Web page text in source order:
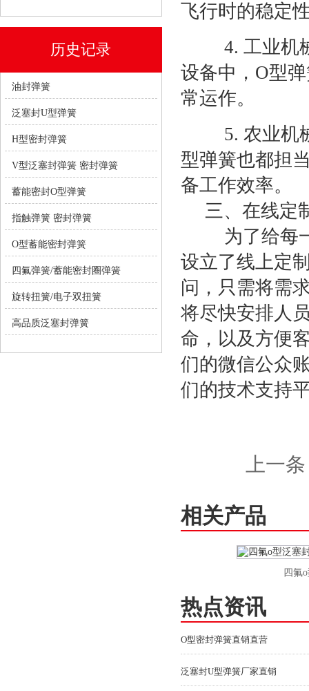
历史记录
油封弹簧
泛塞封U型弹簧
H型密封弹簧
V型泛塞封弹簧 密封弹簧
蓄能密封O型弹簧
指触弹簧 密封弹簧
O型蓄能密封弹簧
四氟弹簧/蓄能密封圈弹簧
旋转扭簧/电子双扭簧
高品质泛塞封弹簧
飞行时的稳定
4. 工业机械
设备中，O型
常运作。
5. 农业机械
型弹簧也都担
备工作效率。
三、在线定
为了给每一
设立了线上定
问，只需将需
将尽快安排人
命，以及方便
们的微信公众
们的技术支持
上一
相关产品
四氟o
热点资讯
O型密封弹簧直销直营
泛塞封U型弹簧厂家直销